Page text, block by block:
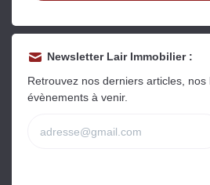
Newsletter Lair Immobilier :
Retrouvez nos derniers articles,
évènements à venir.